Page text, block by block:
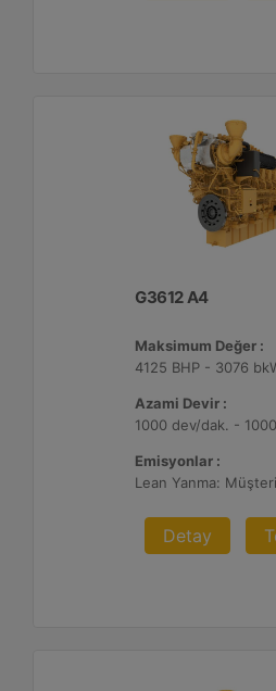
G3612 A4
Maksimum Değer :
4125 BHP - 3076
Azami Devir :
1000 dev/dak. -
Emisyonlar :
Detay